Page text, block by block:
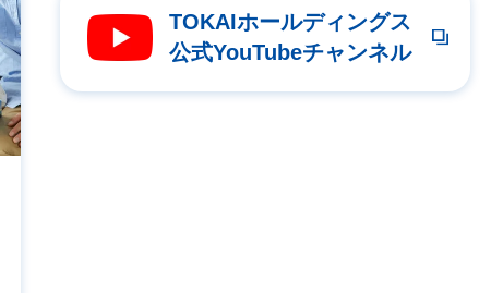
TOKAIホールディングス
公式YouTubeチャンネル